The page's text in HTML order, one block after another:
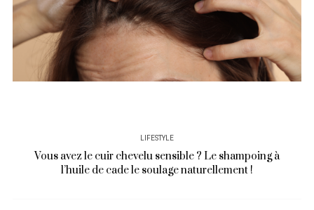
LIFESTYLE
Vous avez le cuir chevelu sensible ? Le shampoing à
l’huile de cade le soulage naturellement !